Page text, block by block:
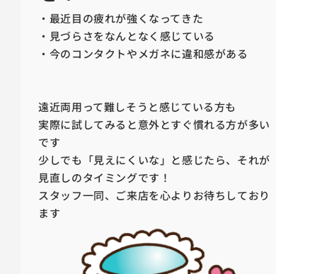
・最近目の疲れが強くなってきた
・見づらさをなんとなく感じている
・今のコンタクトやメガネに違和感がある
遠近両用って難しそうと感じている方も
実際に試してみると意外とすぐ慣れる方が多い
です
少しでも「見えにくいな」と感じたら、それが
見直しのタイミングです！
スタッフ一同、ご来店を心よりお待ちしており
ます